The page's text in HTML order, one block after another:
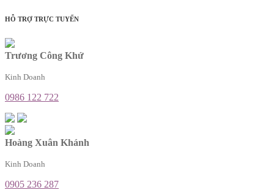
HỖ TRỢ TRỰC TUYẾN
Trương Công Khứ
Kinh Doanh
0986 122 722
Hoàng Xuân Khánh
Kinh Doanh
0905 236 287